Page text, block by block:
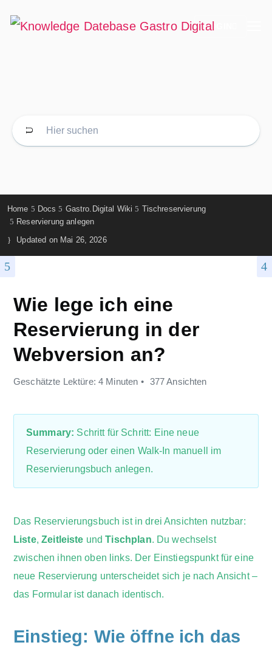
LOGIN
Home Docs Gastro.Digital Wiki
Tischreservierung
Reservierung anlegen
Updated on Mai 26, 2026
Wie lege ich eine
Reservierung in der
Webversion an?
Geschätzte Lektüre: 4 Minuten 377 Ansichten
Summary: Schritt für Schritt: Eine neue
Reservierung oder einen Walk-In manuell im
Reservierungsbuch anlegen.
Das Reservierungsbuch ist in drei Ansichten nutzbar:
Liste,Zeitleiste undTischplan. Du wechselst
zwischen ihnen oben links. Der Einstiegspunkt für eine
neue Reservierung unterscheidet sich je nach Ansicht –
das Formular ist danach identisch.
Einstieg: Wie öffne ich das